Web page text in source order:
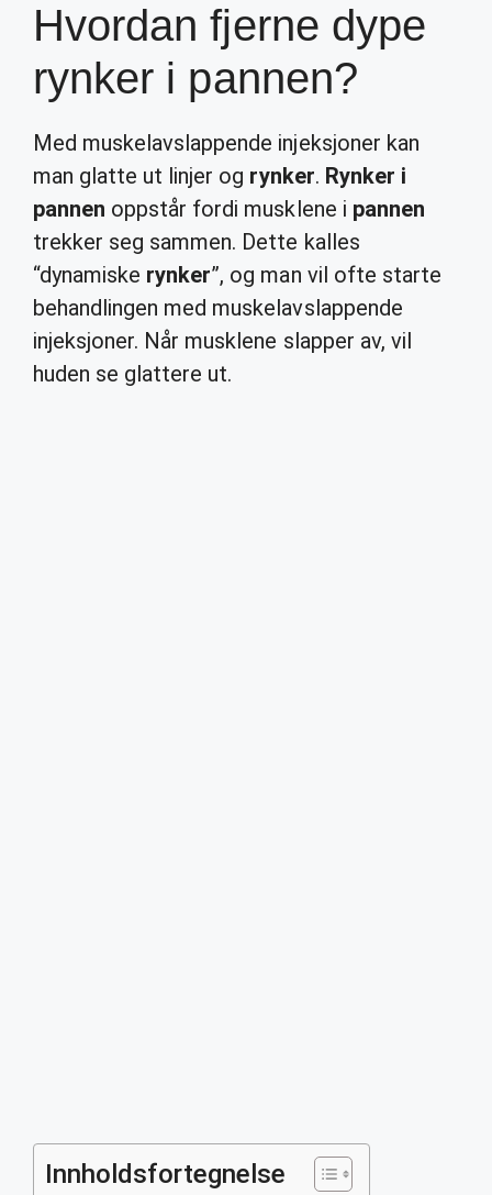
Hvordan fjerne dype
rynker i pannen?
Med muskelavslappende injeksjoner kan
man glatte ut linjer og rynker. Rynker i
pannen oppstår fordi musklene i pannen
trekker seg sammen. Dette kalles
“dynamiske rynker”, og man vil ofte starte
behandlingen med muskelavslappende
injeksjoner. Når musklene slapper av, vil
huden se glattere ut.
Innholdsfortegnelse